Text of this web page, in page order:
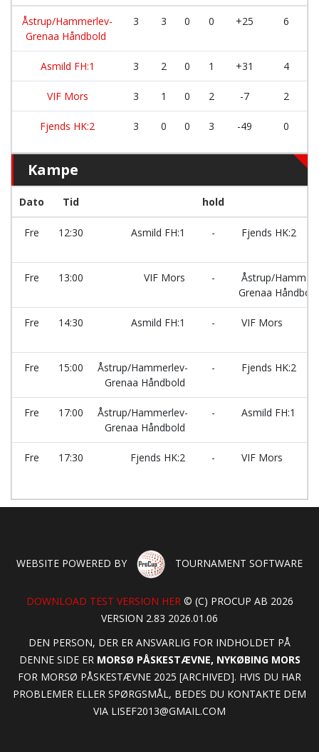
Åstrup/Hammerlev-
Grenaa Håndbold
3 3 0 0 +25 6
Asmild FH:1 3 2 0 1 +31 4
VIF Mors 3 1 0 2 -7 2
Fjends HK:2 3 0 0 3 -49 0
Kampe
Dato Tid hold
Fre 12:30 Asmild FH:1 - Fjends HK:2
Fre 13:00 VIF Mors -
Åstrup/
Grenaa Håndbold
Fre 14:30 Asmild FH:1 - VIF Mors
Fre 15:00
Åstrup/Hammerlev-
Grenaa Håndbold
- Fjends HK:2
Fre 17:00
Åstrup/Hammerlev-
Grenaa Håndbold
- Asmild FH:1
Fre 17:30 Fjends HK:2 - VIF Mors
WEBSITE POWERED BY TOURNAMENT SOFTWARE
DOWNLOAD TEST VERSION HER© (C) PROCUP AB 2026
VERSION 2.83 2026.01.06
DEN PERSON, DER ER ANSVARLIG FOR INDHOLDET PÅ
DENNE SIDE ER MORSØ PÅSKESTÆVNE, NYKØBING MORS
FOR MORSØ PÅSKESTÆVNE 2025 [ARCHIVED]. HVIS DU HAR
PROBLEMER ELLER SPØRGSMÅL, BEDES DU KONTAKTE DEM
VIA LISEF2013@GMAIL.COM